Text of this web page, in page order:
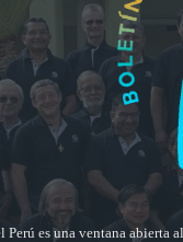
es una ventana abierta